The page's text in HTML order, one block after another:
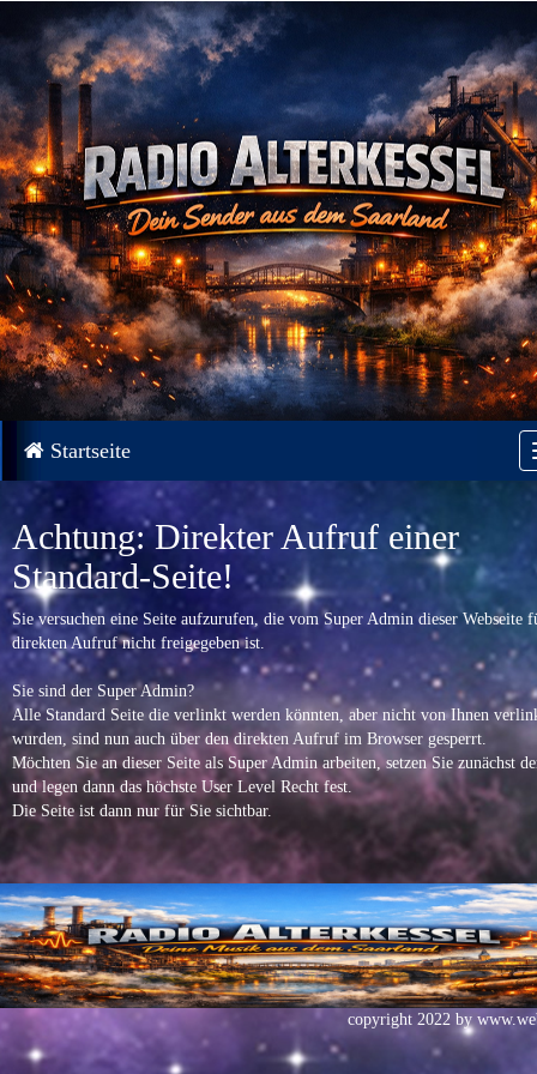
Startseite
Achtung: Direkter Aufruf einer
Standard-Seite!
Sie versuchen eine Seite aufzurufen, die vom Super Admin dieser Webseite
direkten Aufruf nicht freigegeben ist.
Sie sind der Super Admin?
Alle Standard Seite die verlinkt werden könnten, aber nicht von Ihnen
wurden, sind nun auch über den direkten Aufruf im Browser gesperrt.
Möchten Sie an dieser Seite als Super Admin arbeiten, setzen Sie zunächst
und legen dann das höchste User Level Recht fest.
Die Seite ist dann nur für Sie sichtbar.
copyright 2022 by